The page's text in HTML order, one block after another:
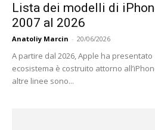
Lista dei modelli di
2007 al 2026
Anatoliy Marcin - 20/06/2026
A partire dal 2026, Apple ha presentato
ecosistema è costruito attorno
altre linee sono...